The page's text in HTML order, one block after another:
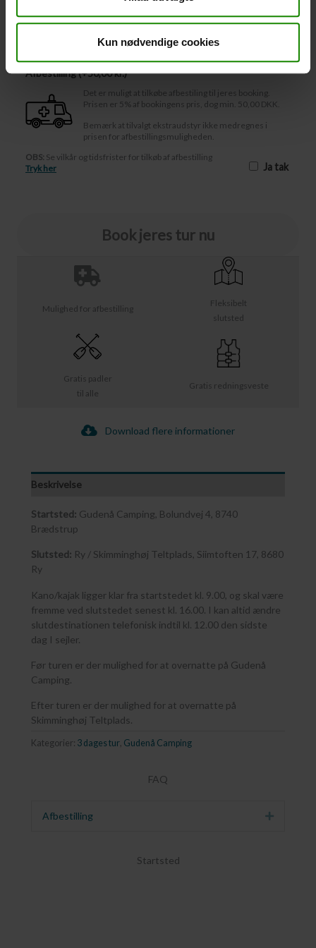
Kun nødvendige cookies
Gratis redningsveste
Gratis padler
til alle
Fleksibelt
slutsted
Mulighed for afbestilling
Download flere informationer
Beskrivelse
Startsted: Gudenå Camping, Bolundvej 4, 8740
Brædstrup
Slutsted: Ry / Skimminghøj Teltplads, Siimtoften 17, 8680
Ry
Kano/kajak ligger klar fra startstedet kl. 9.00, og skal være
fremme ved slutstedet senest kl. 16.00. I kan altid ændre
slutdestinationen telefonisk indtil kl. 12.00 den sidste
dag I sejler.
Før turen er der mulighed for at overnatte på Gudenå
Camping.
Efter turen er der mulighed for at overnatte på
Skimminghøj Teltplads.
Kategorier: 3 dages tur Gudenå Camping
FAQ
Afbestilling Udvid
Startsted
Afbestilling
Afbestilling ( 50,00 kr.)
Det er muligt at tilkøbe afbestiling til jeres booking.
Prisen er 5% af bookingens pris, dog min. 50,00 DKK.
Bemærk at tilvalgt ekstraudstyr ikke medregnes i
prisen for afbestillingsmuligheden.
OBS: Se vilkår og tidsfrister for tilkøb af afbestilling
Tryk her
Ja tak
Book jeres tur nu